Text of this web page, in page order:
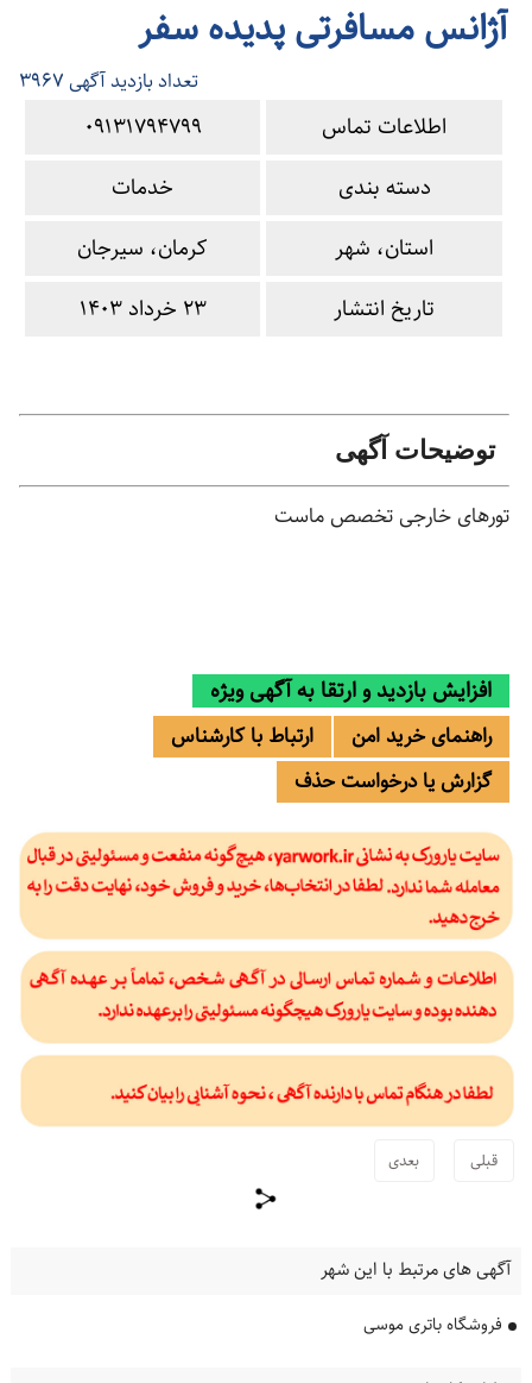
آژانس مسافرتی پدیده سفر
تعداد بازدید آگهی 3967
اطلاعات تماس
09131794799
دسته بندی
خدمات
استان، شهر
کرمان، سیرجان
تاریخ انتشار
23 خرداد 1403
توضیحات آگهی
تورهای خارجی تخصص ماست
افزایش بازدید و ارتقا به آگهی ویژه
ارتباط با کارشناس
راهنمای خرید امن
گزارش یا درخواست حذف
بعدی قبلی
آگهی های مرتبط با این شهر
فروشگاه باتری موسی